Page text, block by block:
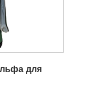
для